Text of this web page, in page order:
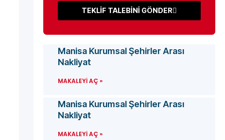
TEKLİF TALEBİNİ GÖNDER
Manisa Kurumsal Şehirler Arası
Nakliyat
MAKALEYI AÇ »
Manisa Kurumsal Şehirler Arası
Nakliyat
MAKALEYI AÇ »